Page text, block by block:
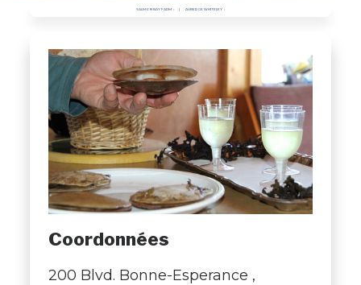
SALMON BAY FARM AUBERGE WHITELEY
Coordonnées
200 Blvd. Bonne-Esperance ,